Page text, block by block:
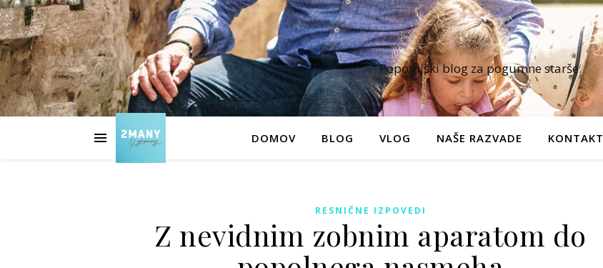
Popotniški blog za pogumne starše.
DOMOV BLOG VLOG NAŠE RAZVADE KONTAKT
RESNIČNE IZPOVEDI
Z nevidnim zobnim aparatom do